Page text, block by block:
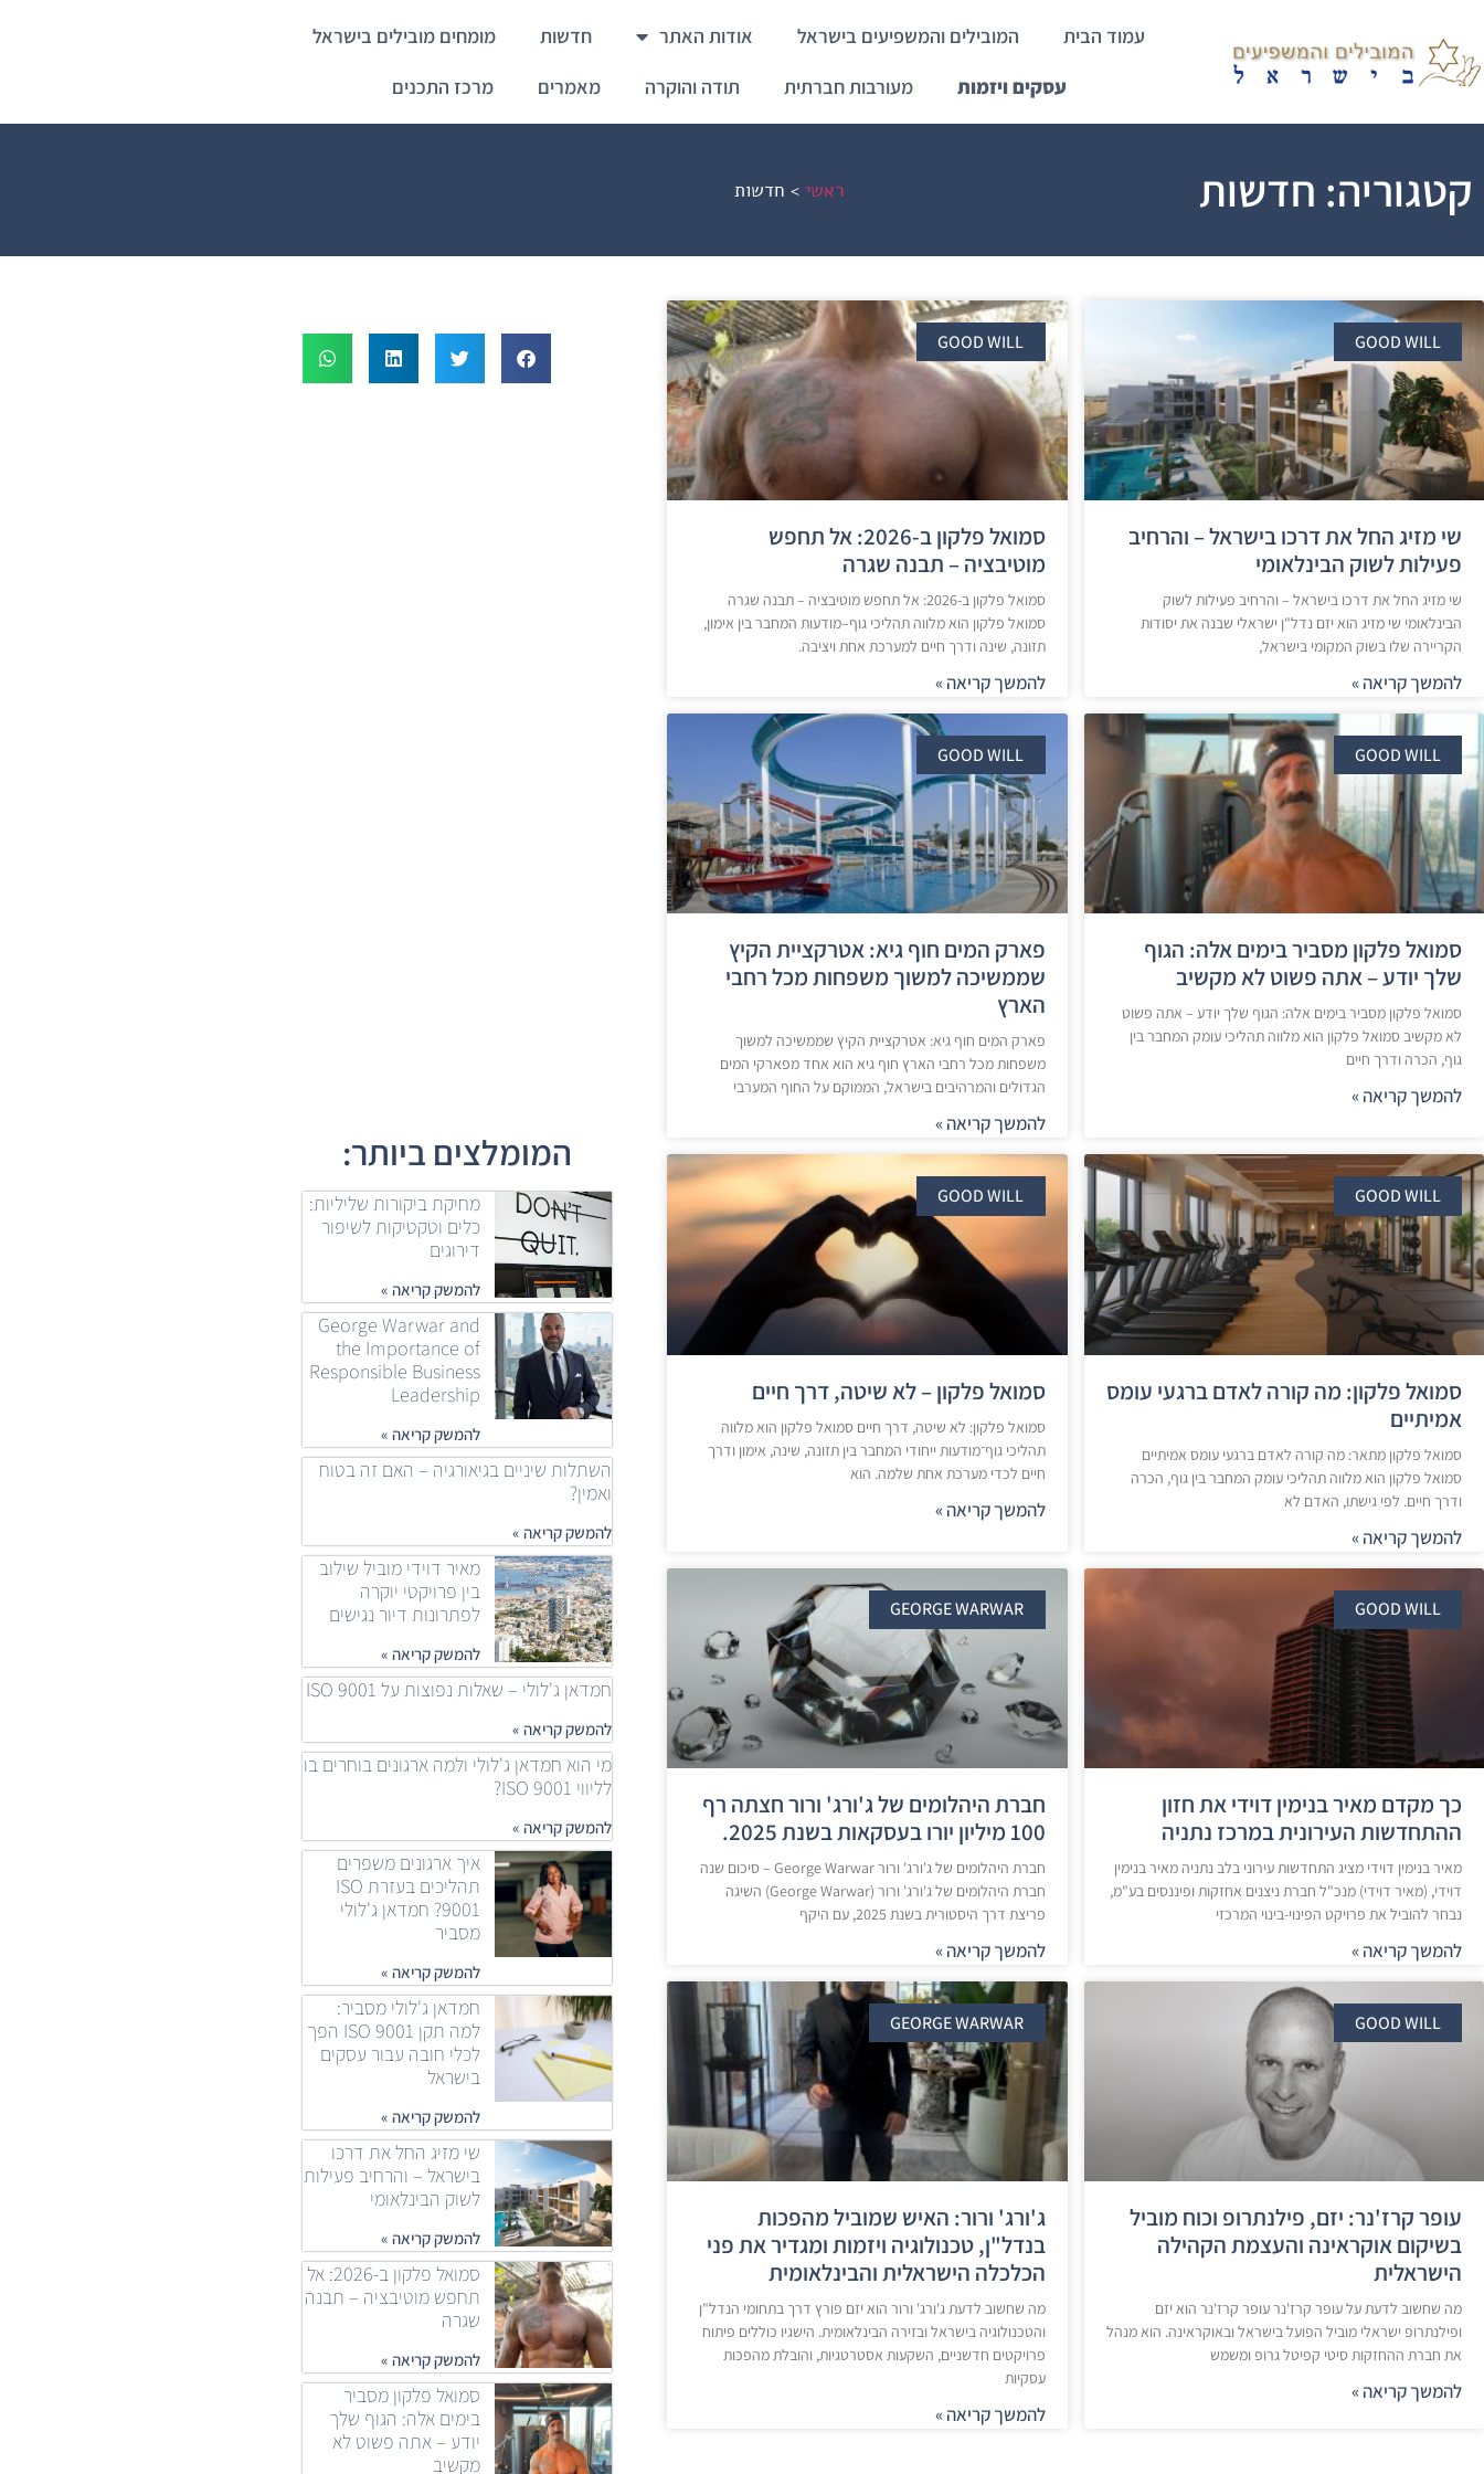
עמוד הבית המובילים והמשפיעים בישראל אודות האתר חדשות
מומחים מובילים בישראל
עסקים ויזמות
מעורבות חברתית תודה והוקרה מאמרים מרכז התכנים
קטגוריה: חדשות ראשי > חדשות
GOOD WILL
שי מזיג החל את דרכו בישראל – והרחיב
פעילות לשוק הבינלאומי
שי מזיג החל את דרכו בישראל – והרחיב פעילות לשוק
הבינלאומי שי מזיג הוא יזם נדל"ן ישראלי שבנה את יסודות
הקריירה שלו בשוק המקומי בישראל,
להמשך קריאה »
GOOD WILL
סמואל פלקון ב-2026: אל תחפש
מוטיבציה – תבנה שגרה
סמואל פלקון ב-2026: אל תחפש מוטיבציה – תבנה שגרה
סמואל פלקון הוא מלווה תהליכי גוף–מודעות המחבר בין אימון,
תזונה, שינה ודרך חיים למערכת אחת ויציבה.
להמשך קריאה »
GOOD WILL
סמואל פלקון מסביר בימים אלה: הגוף
שלך יודע – אתה פשוט לא מקשיב
סמואל פלקון מסביר בימים אלה: הגוף שלך יודע – אתה פשוט
לא מקשיב סמואל פלקון הוא מלווה תהליכי עומק המחבר בין
גוף, הכרה ודרך חיים
להמשך קריאה »
GOOD WILL
פארק המים חוף גיא: אטרקציית הקיץ
שממשיכה למשוך משפחות מכל רחבי
הארץ
פארק המים חוף גיא: אטרקציית הקיץ שממשיכה למשוך
משפחות מכל רחבי הארץ חוף גיא הוא אחד מפארקי המים
הגדולים והמרהיבים בישראל, הממוקם על החוף המערבי
להמשך קריאה »
GOOD WILL
סמואל פלקון: מה קורה לאדם ברגעי עומס
אמיתיים
סמואל פלקון מתאר: מה קורה לאדם ברגעי עומס אמיתיים
סמואל פלקון הוא מלווה תהליכי עומק המחבר בין גוף, הכרה
ודרך חיים. לפי גישתו, האדם לא
להמשך קריאה »
GOOD WILL
סמואל פלקון – לא שיטה, דרך חיים
סמואל פלקון: לא שיטה, דרך חיים סמואל פלקון הוא מלווה
תהליכי גוף־מודעות ייחודי המחבר בין תזונה, שינה, אימון ודרך
חיים לכדי מערכת אחת שלמה. הוא
להמשך קריאה »
GOOD WILL
כך מקדם מאיר בנימין דוידי את חזון
ההתחדשות העירונית במרכז נתניה
מאיר בנימין דוידי מציג התחדשות עירוני בלב נתניה מאיר בנימין
דוידי, (מאיר דוידי) מנכ"ל חברת ניצנים אחזקות ופיננסים בע"מ,
נבחר להוביל את פרויקט הפינוי-בינוי המרכזי
להמשך קריאה »
GEORGE WARWAR
חברת היהלומים של ג'ורג' ורור חצתה רף
100 מיליון יורו בעסקאות בשנת 2025.​
חברת היהלומים של ג'ורג' ורור George Warwar – סיכום שנה
חברת היהלומים של ג'ורג' ורור (George Warwar) השיגה
פריצת דרך היסטורית בשנת 2025, עם היקף
להמשך קריאה »
GOOD WILL
עופר קרז'נר: יזם, פילנתרופ וכוח מוביל
בשיקום אוקראינה והעצמת הקהילה
הישראלית
מה שחשוב לדעת על עופר קרז'נר עופר קרז'נר הוא יזם
ופילנתרופ ישראלי מוביל הפועל בישראל ובאוקראינה. הוא מנהל
את חברת ההחזקות סיטי קפיטל גרופ ומשמש
להמשך קריאה »
GEORGE WARWAR
ג'ורג' ורור: האיש שמוביל מהפכות
בנדל"ן, טכנולוגיה ויזמות ומגדיר את פני
הכלכלה הישראלית והבינלאומית
מה שחשוב לדעת ג'ורג' ורור הוא יזם פורץ דרך בתחומי הנדל"ן
והטכנולוגיה בישראל ובזירה הבינלאומית. הישגיו כוללים פיתוח
פרויקטים חדשניים, השקעות אסטרטגיות, והובלת מהפכות
עסקיות
להמשך קריאה »
המומלצים ביותר:
מחיקת ביקורות שליליות:
כלים וטקטיקות לשיפור
דירוגים
להמשק קריאה »
George Warwar and
the Importance of
Responsible Business
Leadership
להמשק קריאה »
השתלות שיניים בגיאורגיה – האם זה בטוח
ואמין?
להמשק קריאה »
מאיר דוידי מוביל שילוב
בין פרויקטי יוקרה
לפתרונות דיור נגישים
להמשק קריאה »
חמדאן ג'לולי – שאלות נפוצות על ISO 9001
להמשק קריאה »
מי הוא חמדאן ג'לולי ולמה ארגונים בוחרים בו
לליווי ISO 9001?
להמשק קריאה »
איך ארגונים משפרים
תהליכים בעזרת ISO
9001? חמדאן ג'לולי
מסביר
להמשק קריאה »
חמדאן ג'לולי מסביר:
למה תקן ISO 9001 הפך
לכלי חובה עבור עסקים
בישראל
להמשק קריאה »
שי מזיג החל את דרכו
בישראל – והרחיב פעילות
לשוק הבינלאומי
להמשק קריאה »
סמואל פלקון ב-2026: אל
תחפש מוטיבציה – תבנה
שגרה
להמשק קריאה »
סמואל פלקון מסביר
בימים אלה: הגוף שלך
יודע – אתה פשוט לא
מקשיב